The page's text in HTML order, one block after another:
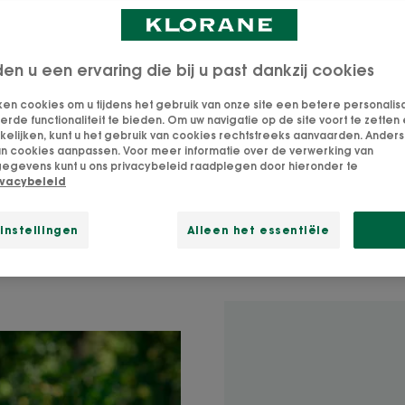
Claude zichzelf bewezen. Ze is directrice van een
tussen chemie en ecologie, onderzoeksleidster
dan vijftien programma's, meervoudig laureaat van
initiatiefneemster van 42 patenten en meer dan 160
is niet van plan haar opdracht aan de haak te
we nog steeds bezig zijn onontgonnen terrein te
een positieve chemie te belichamen, geïnspireerd
voor de meest dringende milieu-uitdagingen?
u een ervaring die bij u past dankzij cookies
cookies om u tijdens het gebruik van onze site een betere
functionaliteit te bieden. Om uw navigatie op de site voort te zetten
kunt u het gebruik van cookies rechtstreeks aanvaarden. Anders
cookies aanpassen. Voor meer informatie over de verwerking van
kunt u ons privacybeleid raadplegen door hieronder te
instellingen Alleen het essentiële